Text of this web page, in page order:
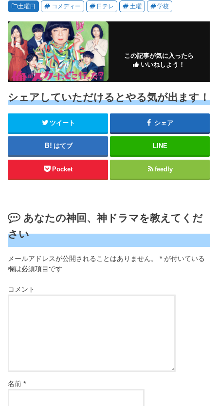
土曜日 コメディー 日テレ 土曜 学校
この記事が気に入ったら
いいねしよう！
シェアしていただけるとやる気が出ます！
ツイート シェア
はてブ LINE
Pocket feedly
あなたの神回、神ドラマを教えてくだ
さい
メールアドレスが公開されることはありません。 * が付いている
欄は必須項目です
コメント
名前*